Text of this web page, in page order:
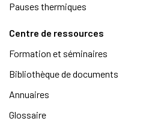
Pauses thermiques
Centre de ressources
Formation et séminaires
Bibliothèque de documents
Annuaires
Glossaire